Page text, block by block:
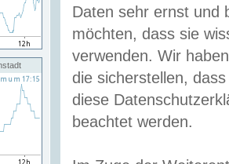
Daten sehr ernst und
möchten, dass sie
verwenden. Wir
die sicherstellen,
diese
beachtet werden.